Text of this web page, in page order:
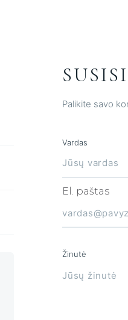
Palikite savo
Vardas
El. paštas
Žinutė